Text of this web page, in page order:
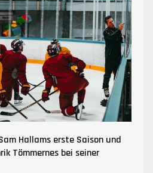
Hallams erste Saison und
Tömmernes bei seiner